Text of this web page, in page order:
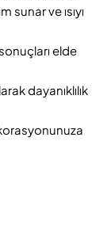
sunar ve ısıyı
elde
dayanıklılık